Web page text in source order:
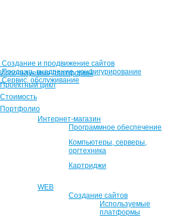
Создание и продвижение сайтов
Продажа, внедрение, конфигурирование
Сервис, обслуживание
Используемые платформы
Проектный цикл
Стоимость
Портфолио
Интернет-магазин
Программное обеспечение
Компьютеры, серверы,
оргтехника
Картриджи
WEB
Создание сайтов
Используемые
платформы